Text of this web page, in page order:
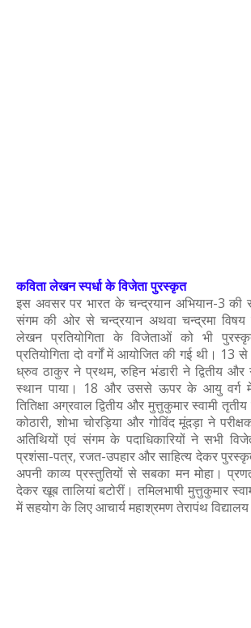
कविता लेखन स्पर्धा के विजेता पुरस्कृत
इस अवसर पर भारत के चन्द्रयान अभियान-3
संगम की ओर से चन्द्रयान अथवा चन्द्रमा विषय
लेखन प्रतियोगिता के विजेताओं को भी
प्रतियोगिता दो वर्गों में आयोजित की गई थी। 13
ध्रुव ठाकुर ने प्रथम, रुहिन भंडारी ने द्वितीय और
स्थान पाया। 18 और उससे ऊपर के आयु वर्ग
तितिक्षा अग्रवाल द्वितीय और मुत्तुकुमार स्वामी
कोठारी, शोभा चोरड़िया और गोविंद मूंदड़ा ने
अतिथियों एवं संगम के पदाधिकारियों ने सभी
प्रशंसा-पत्र, रजत-उपहार और साहित्य देकर
अपनी काव्य प्रस्तुतियों से सबका मन मोहा।
देकर खूब तालियां बटोरीं। तमिलभाषी मुत्तुकुमार
में सहयोग के लिए आचार्य महाश्रमण तेरापंथ